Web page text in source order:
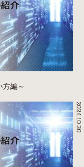
方編～
2024.10.30